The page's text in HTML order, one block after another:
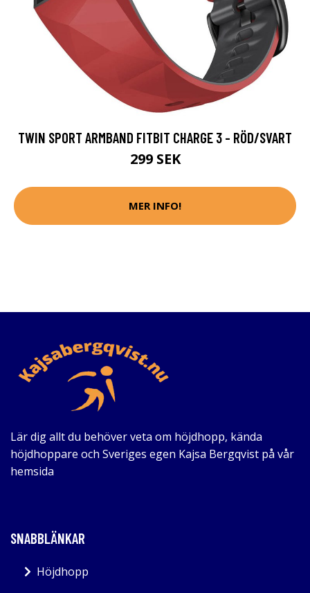
TWIN SPORT ARMBAND FITBIT CHARGE 3 - RÖD/SVART
299 SEK
MER INFO!
Lär dig allt du behöver veta om höjdhopp, kända
höjdhoppare och Sveriges egen Kajsa Bergqvist på vår
hemsida
SNABBLÄNKAR
Höjdhopp